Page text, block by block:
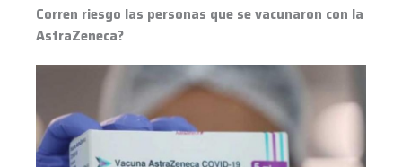
Corren riesgo las personas que se vacunaron con la
AstraZeneca?